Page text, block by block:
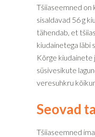
Tšiiaseemned on
sisaldavad 56 g
tähendab, et
kiudainetega läbi
Kõrge kiudainete
süsivesikute
veresuhkru
Seovad
Tšiiaseemned